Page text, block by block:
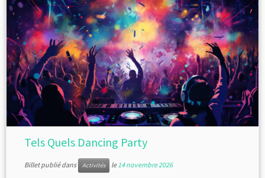
Tels Quels Dancing Party
Billet publié dans Activités le 14 novembre 2026